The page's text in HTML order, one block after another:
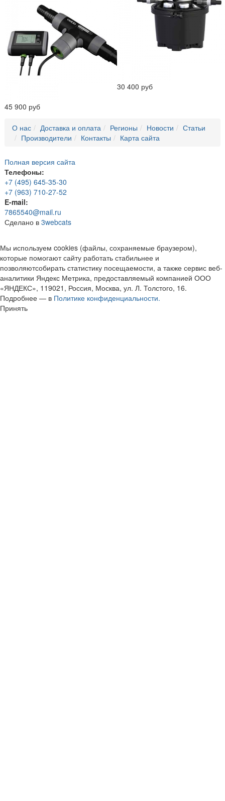
45 900 руб
30 400 руб
О нас Доставка и оплата Регионы Новости
Статьи
Производители
Контакты Карта сайта
Полная версия сайта
Телефоны:
+7 (495) 645-35-30
+7 (963) 710-27-52
E-mail:
7865540@mail.ru
Сделано в 3webcats
Мы используем cookies (файлы, сохраняемые браузером),
которые помогают сайту работать стабильнее и
позволяютсобирать статистику посещаемости, а также сервис веб-
аналитики Яндекс Метрика, предоставляемый компанией ООО
«ЯНДЕКС», 119021, Россия, Москва, ул. Л. Толстого, 16.
Подробнее — в Политике конфиденциальности.
Принять